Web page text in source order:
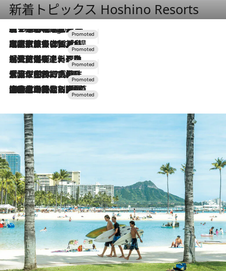
新着トピックス Hoshino Resorts
9 Hours Ago
【トンボの足水浴】ヒノキの香りに包まれて涼感マックス！約13℃の湧水かけ流しを避暑地「星野温泉 トンボの湯」で体験
2026.7.31
【ホテル帰省】という選択肢をOMOが提案。家族とほどよい距離を保つには「昼は実家、夜は気兼ねなくホテルで！」
2026.7.24
【夏限定ディナーコース】旬を迎える稚鮎や花ズッキーニなどをイタリア・トスカーナの郷土料理の手法で満喫！
2026.7.17
「土佐和ハーブかき氷」がOMO7高知に登場！生姜、山椒、大葉など目にも舌にも涼を呼ぶ郷土の味
2026.7.10
NEW OPEN！【界 草津】名湯の地に誕生。趣の異なる2種の温泉と上州ならではの会席・蕎麦割烹など美食を味わう究極の癒やし旅